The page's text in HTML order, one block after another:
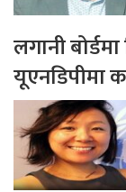
लगानी
यूएनडिपीमा